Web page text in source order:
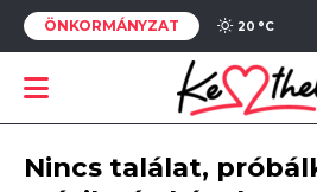
ÖNKORMÁNYZAT 20 °C
Nincs találat,